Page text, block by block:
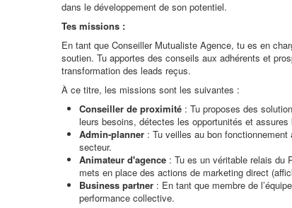
dans le développement de son potentiel.
Tes missions :
En tant que Conseiller Mutualiste Agence, tu es en
soutien. Tu apportes des conseils aux adhérents et
transformation des leads reçus.
À ce titre, les missions sont les suivantes :
Conseiller de proximité : Tu proposes des
leurs besoins, détectes les opportunités et
Admin-planner : Tu veilles au bon
secteur.
Animateur d'agence : Tu es un véritable relais du
mets en place des actions de marketing direct
Business partner : En tant que membre de
performance collective.